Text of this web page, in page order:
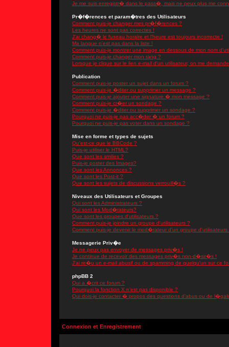
Je me suis enregistr� dans le pass�, mais ne peux plus me
Pr�f�rences et param�tres des Utilisateurs
Comment puis-je changer mes pr�f�rences ?
Les heures ne sont pas correctes !
J'ai chang� le fuseau horaire et l'heure est toujours incorrecte !
Ma langue n'est pas dans la liste !
Comment puis-je montrer une image en dessous de mon nom
Comment puis-je changer mon rang ?
Lorsque je clique sur le lien e-mail d'un utilisateur, on me
Publication
Comment puis-je poster un sujet dans un forum ?
Comment puis-je �diter ou supprimer un message ?
Comment puis-je ajouter une signature � mon message ?
Comment puis-je cr�er un sondage ?
Comment puis-je �diter ou supprimer un sondage ?
Pourquoi ne puis-je pas acc�der � un forum ?
Pourquoi ne puis-je pas voter dans un sondage ?
Mise en forme et types de sujets
Qu'est-ce que le BBCode ?
Puis-je utiliser le HTML?
Que sont les smilies ?
Puis-je poster des Images?
Que sont les Annonces ?
Que sont les Post-it ?
Que sont les sujets de discussions verrouill�s ?
Niveaux des Utilisateurs et Groupes
Qui sont les Administrateurs ?
Qui sont les Mod�rateurs?
Que sont les groupes d'utilisateurs ?
Comment puis-je joindre un groupe d'utilisateurs ?
Comment puis-je devenir le mod�rateur d'un groupe d'utilisateurs
Messagerie Priv�e
Je ne peux pas envoyer de messages priv�s !
Je continue de recevoir des messages priv�s non-d�sir�s !
J'ai re�u un e-mail abusif ou de spamming de quelqu'un sur ce
phpBB 2
Qui a �crit ce forum ?
Pourquoi la fonction X n'est pas disponible ?
Qui dois-je contacter � propos des questions d'abus ou de
Connexion et Enregistrement